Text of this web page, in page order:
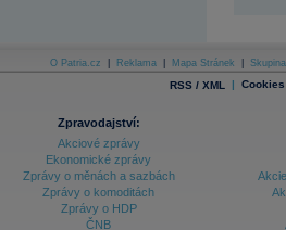
O Patria.cz Reklama Mapa Stránek
RSS / XML | Cookies
Zpravodajství:
Akciové zprávy
Ekonomické zprávy
Zprávy o měnách a sazbách
Zprávy o komoditách
Zprávy o HDP
ČNB